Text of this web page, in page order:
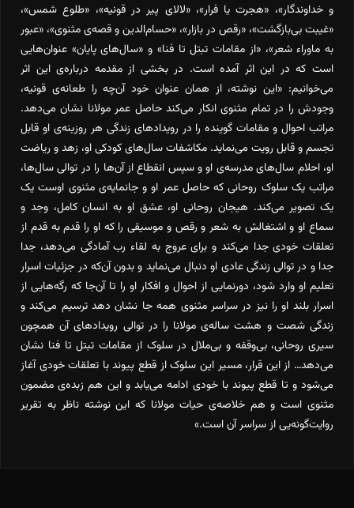
و خداوندگار»، «هجرت یا فرار»، «لالای پیر در قونیه»، «طلوع شمس»،
«غیبت بی‌بازگشت»، «رقص در بازار»، «حسام‌الدین و قصه‌ی مثنوی»، «عبور
به ماوراء شعر»، «از مقامات تبتل تا فنا» و «سال‌های پایان» عنوان‌هایی
است که در این اثر آمده است. در بخشی از مقدمه درباره‌ی این اثر
می‌خوانیم: «این نوشته، از همان عنوان خود آن‌چه را طعانه‌ی قونیه،
وجودش را در تمام مثنوی انکار می‌کند حاصل عمر مولانا نشان می‌دهد.
مراتب احوال و مقامات گوینده را در رویدادهای زندگی هر روزینه‌ی او قابل
تجسم و قابل رویت می‌نماید. مکاشفات سال‌های کودکی او، زهد و ریاضت
او، احلام سال‌های مدرسه‌ی او و سپس انقطاع از آن‌ها را در توالی سال‌ها،
مراتب یک سلوک روحانی که حاصل عمر او و جانمایه‌ی مثنوی اوست یک
یک تصویر می‌کند. هیجان روحانی او، عشق او به انسان کامل، وجد و
سماع او و اشتغالش به شعر و رقص و موسیقی را که او را قدم به قدم از
تعلقات خودی جدا می‌کند و برای عروج به لقاء رب آمادگی می‌دهد، جدا
جدا و در توالی زندگی عادی او دنبال می‌نماید و بدون آن‌که در جزئیات اسرار
تعلیم او وارد شود، دورنمایی از احوال و افکار او را تا آن‌جا که رگه‌هایی از
اسرار بلند او را نیز در سراسر مثنوی همه جا نشان دهد ترسیم می‌کند و
زندگی شصت و هشت ساله‌ی مولانا را در توالی رویدادهای آن همچون
سیری روحانی، بی‌وقفه و بی‌ملال در سلوک از مقامات تبتل تا فنا نشان
می‌دهد… از این قرار، مسیر این سلوک از قطع پیوند با تعلقات خودی آغاز
می‌شود و تا قطع پیوند با خودی ادامه می‌یابد و این هم زبده‌ی مضمون
مثنوی است و هم خلاصه‌ی حیات مولانا که این نوشته ناظر به تقریر
روایت‌گونه‌یی از سراسر آن است.»